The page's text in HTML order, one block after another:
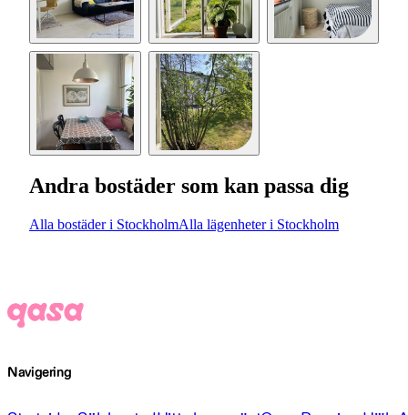
Andra bostäder som kan passa dig
Alla bostäder i StockholmAlla lägenheter i Stockholm
Navigering